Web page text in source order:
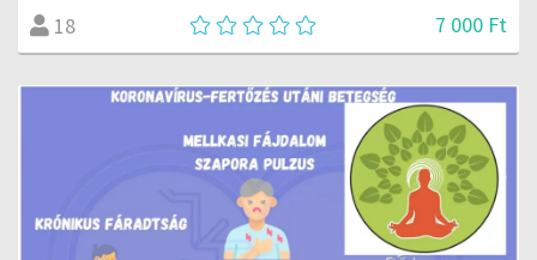
18 7 000 Ft